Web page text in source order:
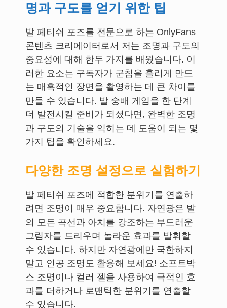
명과 구도를 얻기 위한 팁
발 페티쉬 포즈를 전문으로 하는 OnlyFans
콘텐츠 크리에이터로서 저는 조명과 구도의
중요성에 대해 한두 가지를 배웠습니다. 이
러한 요소는 구독자가 군침을 흘리게 만드
는 매혹적인 장면을 촬영하는 데 큰 차이를
만들 수 있습니다. 발 숭배 게임을 한 단계
더 발전시킬 준비가 되셨다면, 완벽한 조명
과 구도의 기술을 익히는 데 도움이 되는 몇
가지 팁을 확인하세요.
다양한 조명 설정으로 실험하기
발 페티쉬 포즈에 적합한 분위기를 연출하
려면 조명이 매우 중요합니다. 자연광은 발
의 모든 곡선과 아치를 강조하는 부드러운
그림자를 드리우며 놀라운 효과를 발휘할
수 있습니다. 하지만 자연광에만 국한하지
말고 인공 조명도 활용해 보세요! 소프트박
스 조명이나 컬러 젤을 사용하여 극적인 효
과를 더하거나 로맨틱한 분위기를 연출할
수 있습니다.